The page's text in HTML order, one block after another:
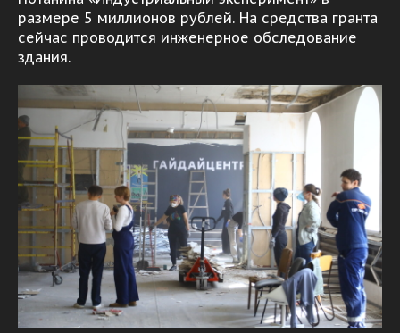
размере 5 миллионов рублей. На средства гранта
сейчас проводится инженерное обследование
здания.